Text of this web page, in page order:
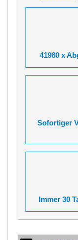
41980 x
Sofortiger
Immer 30